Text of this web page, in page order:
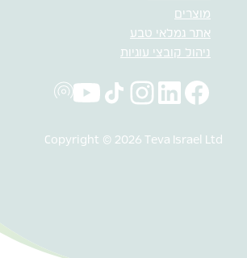
מוצרים
אתר גמלאי טבע
ניהול קובצי עוגיות
Copyright © 2026 Teva Israel Ltd